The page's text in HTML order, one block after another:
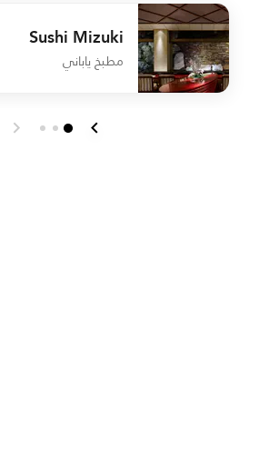
undefined Kaiseki Mizuki
Sushi Mizuki
مطبخ ياباني
undefined Sushi Mizuki